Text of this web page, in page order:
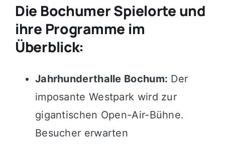
Die Bochumer Spielorte und
ihre Programme im
Überblick:
Jahrhunderthalle Bochum: Der
imposante Westpark wird zur
gigantischen Open-Air-Bühne.
Besucher erwarten